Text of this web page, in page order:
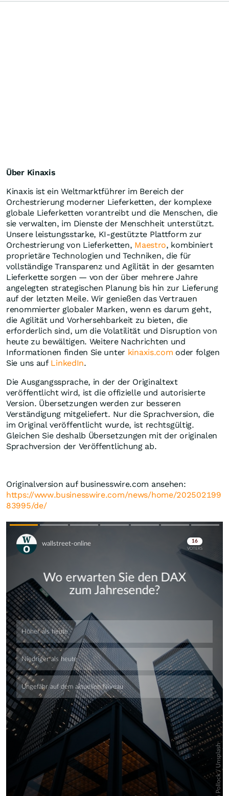
Über Kinaxis
Kinaxis ist ein Weltmarktführer im Bereich der
Orchestrierung moderner Lieferketten, der komplexe
globale Lieferketten vorantreibt und die Menschen, die
sie verwalten, im Dienste der Menschheit unterstützt.
Unsere leistungsstarke, KI-gestützte Plattform zur
Orchestrierung von Lieferketten, Maestro, kombiniert
proprietäre Technologien und Techniken, die für
vollständige Transparenz und Agilität in der gesamten
Lieferkette sorgen — von der über mehrere Jahre
angelegten strategischen Planung bis hin zur Lieferung
auf der letzten Meile. Wir genießen das Vertrauen
renommierter globaler Marken, wenn es darum geht,
die Agilität und Vorhersehbarkeit zu bieten, die
erforderlich sind, um die Volatilität und Disruption von
heute zu bewältigen. Weitere Nachrichten und
Informationen finden Sie unter kinaxis.com oder folgen
Sie uns auf LinkedIn.
Die Ausgangssprache, in der der Originaltext
veröffentlicht wird, ist die offizielle und autorisierte
Version. Übersetzungen werden zur besseren
Verständigung mitgeliefert. Nur die Sprachversion, die
im Original veröffentlicht wurde, ist rechtsgültig.
Gleichen Sie deshalb Übersetzungen mit der originalen
Sprachversion der Veröffentlichung ab.
Originalversion auf businesswire.com ansehen:
https://www.businesswire.com/news/home/202502199
83995/de/
Skip
Skip